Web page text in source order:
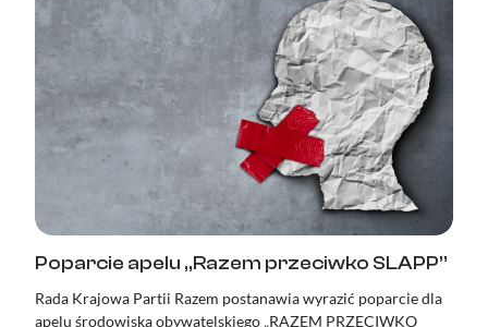
Poparcie apelu „Razem przeciwko SLAPP”
Rada Krajowa Partii Razem postanawia wyrazić poparcie dla
apelu środowiska obywatelskiego „RAZEM PRZECIWKO